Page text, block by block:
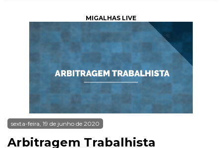
MIGALHAS LIVE
sexta-feira, 19 de junho de 2020
Arbitragem Trabalhista